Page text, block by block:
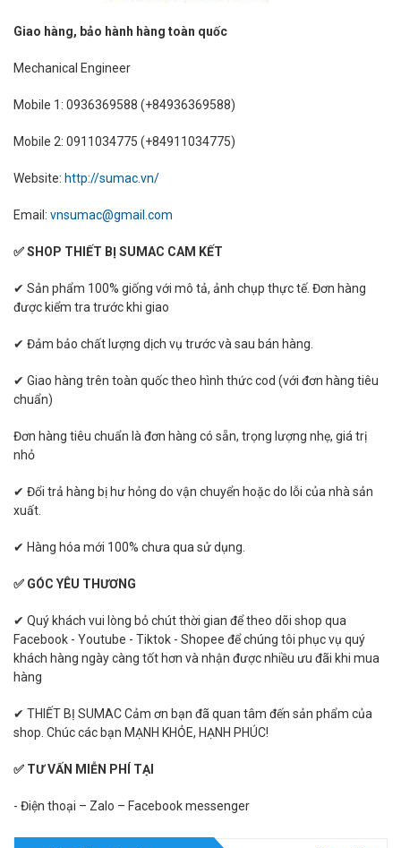
Giao hàng, bảo hành hàng toàn quốc
Mechanical Engineer
Mobile 1: 0936369588 (+84936369588)
Mobile 2: 0911034775 (+84911034775)
Website: http://sumac.vn/
Email: vnsumac@gmail.com
✅ SHOP THIẾT BỊ SUMAC CAM KẾT
✔ Sản phẩm 100% giống với mô tả, ảnh chụp thực tế. Đơn hàng
được kiểm tra trước khi giao
✔ Đảm bảo chất lượng dịch vụ trước và sau bán hàng.
✔ Giao hàng trên toàn quốc theo hình thức cod (với đơn hàng tiêu
chuẩn)
Đơn hàng tiêu chuẩn là đơn hàng có sẵn, trọng lượng nhẹ, giá trị
nhỏ
✔ Đổi trả hàng bị hư hỏng do vận chuyển hoặc do lỗi của nhà sản
xuất.
✔ Hàng hóa mới 100% chưa qua sử dụng.
✅ GÓC YÊU THƯƠNG
✔ Quý khách vui lòng bỏ chút thời gian để theo dõi shop qua
Facebook - Youtube - Tiktok - Shopee để chúng tôi phục vụ quý
khách hàng ngày càng tốt hơn và nhận được nhiều ưu đãi khi mua
hàng
✔ THIẾT BỊ SUMAC Cảm ơn bạn đã quan tâm đến sản phẩm của
shop. Chúc các bạn MẠNH KHỎE, HẠNH PHÚC!
✅ TƯ VẤN MIỄN PHÍ TẠI
- Điện thoại – Zalo – Facebook messenger